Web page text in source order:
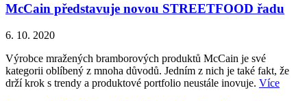
McCain představuje novou STREETFOOD řadu
6. 10. 2020
Výrobce mražených bramborových produktů McCain je své
kategorii oblíbený z mnoha důvodů. Jedním z nich je také fakt, že
drží krok s trendy a produktové portfolio neustále inovuje. Více